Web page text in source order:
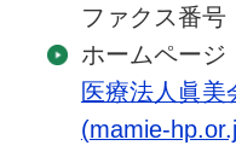
ファクス番号
ホームページ
医療法人眞美
(mamie-